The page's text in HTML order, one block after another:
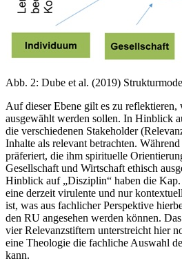
Abb. 2: Dube et al. (2019)
Auf dieser Ebene gilt es zu reflektieren,
ausgewählt werden sollen. In Hinblick
die verschiedenen Stakeholder
Inhalte als relevant betrachten.
präferiert, die ihm spirituelle
Gesellschaft und Wirtschaft ethisch
Hinblick auf „Disziplin“ haben die Kap.
eine derzeit virulente und nur
ist, was aus fachlicher Perspektive
den RU angesehen werden können.
vier Relevanzstiftern unterstreicht hier
eine Theologie die fachliche Auswahl
kann.